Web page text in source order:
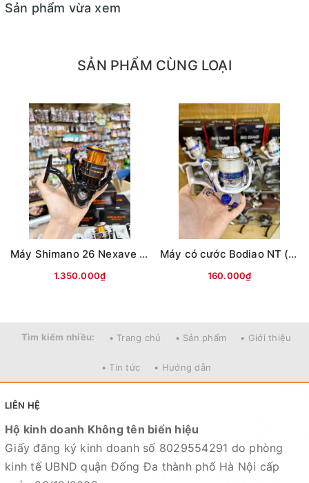
Sản phẩm vừa xem
SẢN PHẨM CÙNG LOẠI
Máy Shimano 26 Nexave Đen cam(hộp Đen)
1.350.000₫
Máy có cước Bodiao NT (Bạc)
160.000₫
Tìm kiếm nhiều: • Trang chủ • Sản phẩm • Giới thiệu
• Tin tức • Hướng dẫn
LIÊN HỆ
Hộ kinh doanh Không tên biển hiệu
Giấy đăng ký kinh doanh số 8029554291 do phòng
kinh tế UBND quận Đống Đa thành phố Hà Nội cấp